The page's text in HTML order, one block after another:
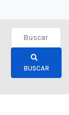
Type 2 or
BUSCAR